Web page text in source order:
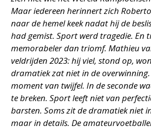
Maar iedereen herinnert zich
naar de hemel keek nadat hij de
had gemist. Sport werd tragedie. En
memorabeler dan triomf. Mathieu
veldrijden 2023: hij viel, stond op,
dramatiek zat niet in de
moment van twijfel. In de seconde
te breken. Sport leeft niet van
barsten. Soms zit de dramatiek niet
maar in details. De